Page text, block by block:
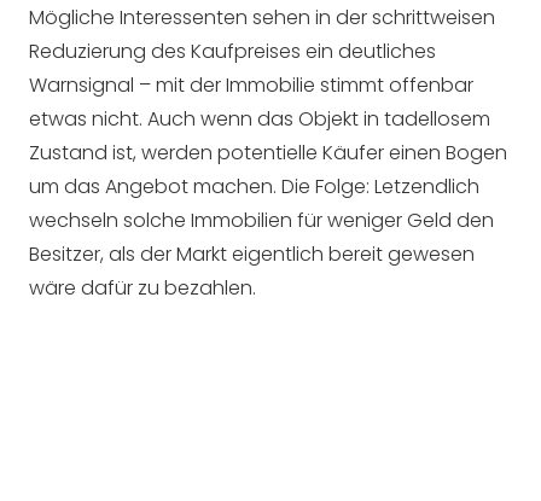
Mögliche Interessenten sehen in der schrittweisen
Reduzierung des Kaufpreises ein deutliches
Warnsignal – mit der Immobilie stimmt offenbar
etwas nicht. Auch wenn das Objekt in tadellosem
Zustand ist, werden potentielle Käufer einen Bogen
um das Angebot machen. Die Folge: Letzendlich
wechseln solche Immobilien für weniger Geld den
Besitzer, als der Markt eigentlich bereit gewesen
wäre dafür zu bezahlen.